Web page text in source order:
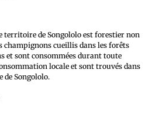
territoire de Songololo est forestier non
champignons cueillis dans les forêts
et sont consommées durant toute
locale et sont trouvés dans
de Songololo.